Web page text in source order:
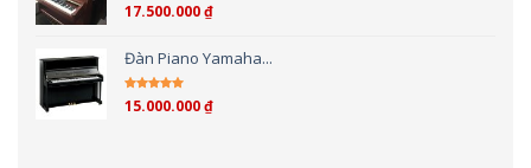
Được xếp hạng
17.500.000₫
Đàn Piano Yamaha...
Được xếp hạng
15.000.000₫